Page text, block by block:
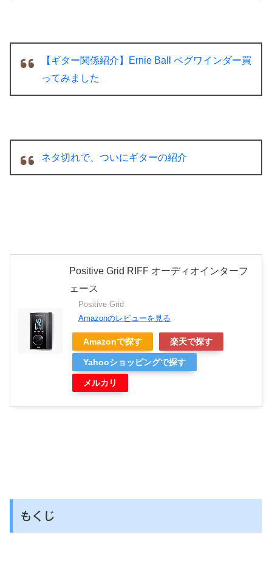
【ギター関係紹介】Ernie Ball ペグワインダー買
ってみました
ネタ切れで、ついにギターの紹介
Positive Grid RIFF オーディオインターフ
ェース
Positive Grid
Amazonのレビューを見る
Amazonで探す 楽天で探す
Yahooショッピングで探す
メルカリ
もくじ